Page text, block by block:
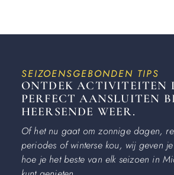
SEIZOENSGEBONDEN TIPS
ONTDEK ACTIVITEITEN
PERFECT AANSLUITEN
HEERSENDE WEER.
Of het nu gaat om zonnige dagen,
periodes of winterse kou, wij geven
hoe je het beste van elk seizoen in